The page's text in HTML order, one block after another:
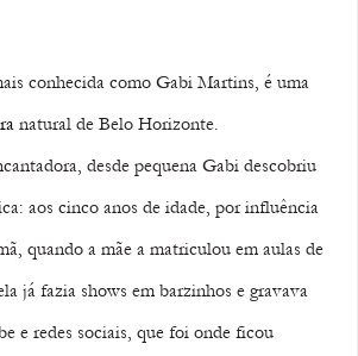
conhecida como Gabi Martins, é uma
natural de Belo Horizonte.
desde pequena Gabi descobriu
aos cinco anos de idade, por influência
quando a mãe a matriculou em aulas de
já fazia shows em barzinhos e gravava
e redes sociais, que foi onde ficou